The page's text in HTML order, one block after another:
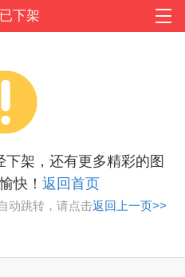
下架
架，还有更多精彩的图
快！ 返回首页
动跳转，请点击返回上一页>>